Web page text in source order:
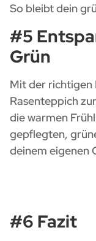
So bleibt dein
#5
Grün
Mit der richtigen
Rasenteppich
die warmen
gepflegten,
deinem eigenen
#6 Fazit